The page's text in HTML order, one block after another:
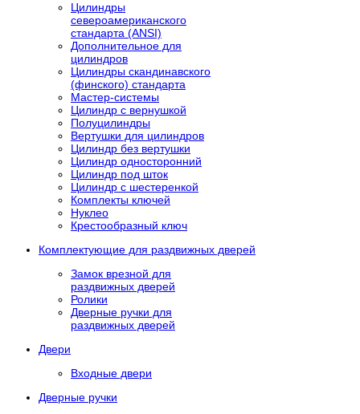
Цилиндры
североамериканского
стандарта (ANSI)
Дополнительное для
цилиндров
Цилиндры скандинавского
(финского) стандарта
Мастер-системы
Цилиндр с вернушкой
Полуцилиндры
Вертушки для цилиндров
Цилиндр без вертушки
Цилиндр односторонний
Цилиндр под шток
Цилиндр с шестеренкой
Комплекты ключей
Нуклео
Крестообразный ключ
Комплектующие для раздвижных дверей
Замок врезной для
раздвижных дверей
Ролики
Дверные ручки для
раздвижных дверей
Двери
Входные двери
Дверные ручки